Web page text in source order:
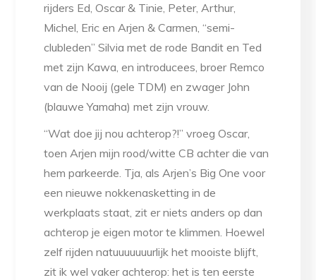
rijders Ed, Oscar & Tinie, Peter, Arthur,
Michel, Eric en Arjen & Carmen, “semi-
clubleden” Silvia met de rode Bandit en Ted
met zijn Kawa, en introducees, broer Remco
van de Nooij (gele TDM) en zwager John
(blauwe Yamaha) met zijn vrouw.
“Wat doe jij nou achterop?!” vroeg Oscar,
toen Arjen mijn rood/witte CB achter die van
hem parkeerde. Tja, als Arjen’s Big One voor
een nieuwe nokkenasketting in de
werkplaats staat, zit er niets anders op dan
achterop je eigen motor te klimmen. Hoewel
zelf rijden natuuuuuuurlijk het mooiste blijft,
zit ik wel vaker achterop: het is ten eerste